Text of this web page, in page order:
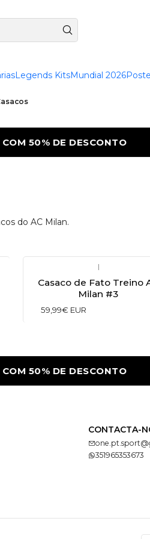
Legends KitsMundial 2026
50% DE DESCONTO
do AC Milan.
|
Casaco de Fato Treino
Milan #3
59,99€ EUR
50% DE DESCONTO
CONTACTA-
351965353673